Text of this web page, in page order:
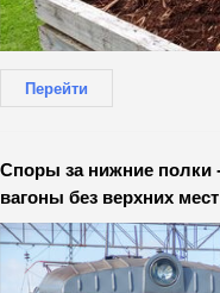
Перейти
Споры за нижние полки
вагоны без верхних мест